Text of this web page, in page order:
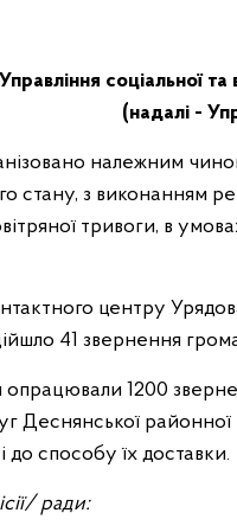
Управління соціальної та
(надалі -
належним
стану, з виконанням
тривоги, в
центру
41 звернення
опрацювали 1200
Деснянської районної
способу їх доставки.
ради: